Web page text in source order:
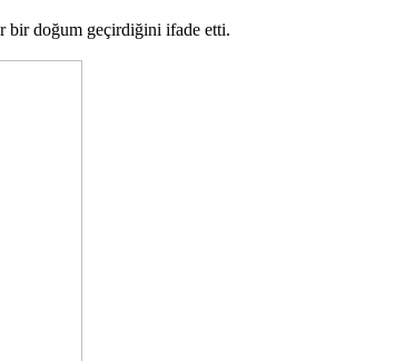
bir doğum geçirdiğini ifade etti.